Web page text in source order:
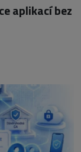
aplikací bez